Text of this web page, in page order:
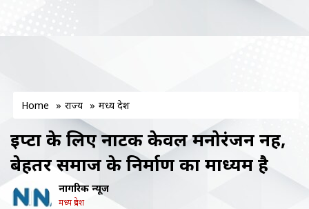
Home » राज्य » मध्य प्रदेश
इप्टा के लिए नाटक केवल मनोरंजन नहीं,
बेहतर समाज के निर्माण का माध्यम है
नागरिक न्यूज
मध्य प्रदेश